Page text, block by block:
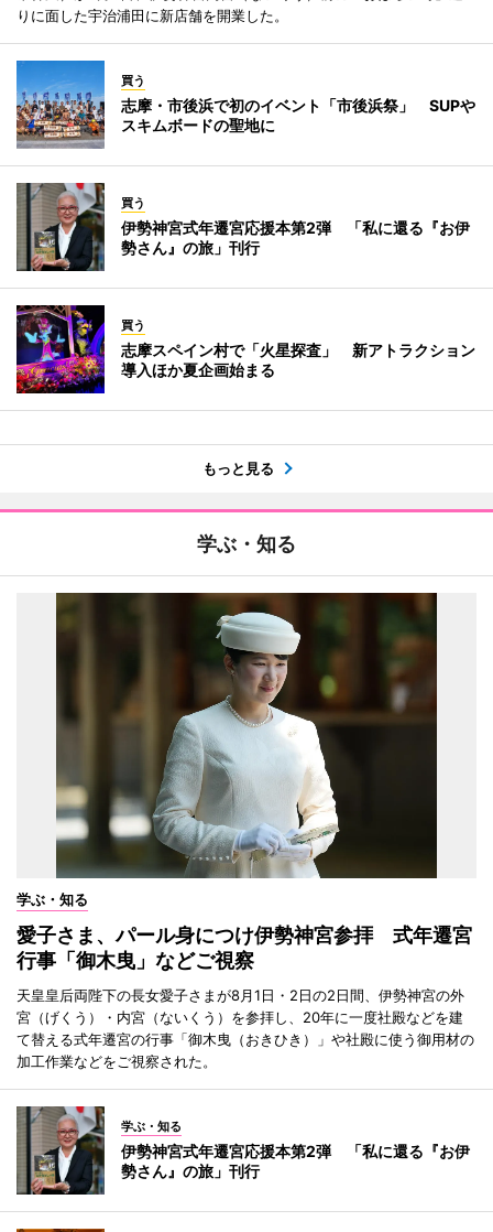
りに面した宇治浦田に新店舗を開業した。
買う
志摩・市後浜で初のイベント「市後浜祭」 SUPや
スキムボードの聖地に
買う
伊勢神宮式年遷宮応援本第2弾 「私に還る『お伊
勢さん』の旅」刊行
買う
志摩スペイン村で「火星探査」 新アトラクション
導入ほか夏企画始まる
もっと見る
学ぶ・知る
学ぶ・知る
愛子さま、パール身につけ伊勢神宮参拝 式年遷宮
行事「御木曳」などご視察
天皇皇后両陛下の長女愛子さまが8月1日・2日の2日間、伊勢神宮の外
宮（げくう）・内宮（ないくう）を参拝し、20年に一度社殿などを建
て替える式年遷宮の行事「御木曳（おきひき）」や社殿に使う御用材の
加工作業などをご視察された。
学ぶ・知る
伊勢神宮式年遷宮応援本第2弾 「私に還る『お伊
勢さん』の旅」刊行